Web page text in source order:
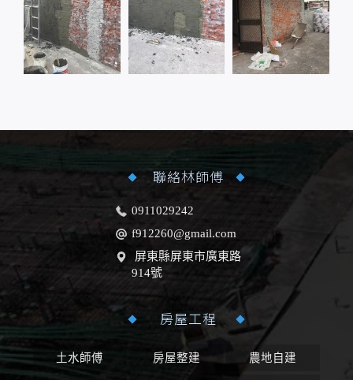
聯絡林師傅
0911029242
f912260@gmail.com
屏東縣屏東市廣東路
914號
房屋工程
土水師傅 房屋整建 農地自建